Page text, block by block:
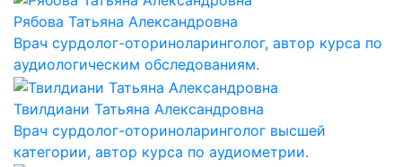
Рябова Татьяна Александровна
Врач сурдолог-оториноларинголог, автор курса по
аудиологическим обследованиям.
Твилдиани Татьяна Александровна
Врач сурдолог-оториноларинголог высшей
категории, автор курса по аудиометрии.